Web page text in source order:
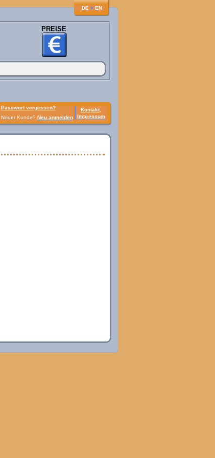
DE ♦ EN
PREISE
Passwort vergessen?
Kontakt,
Impressum
Neuer Kunde? Neu anmelden